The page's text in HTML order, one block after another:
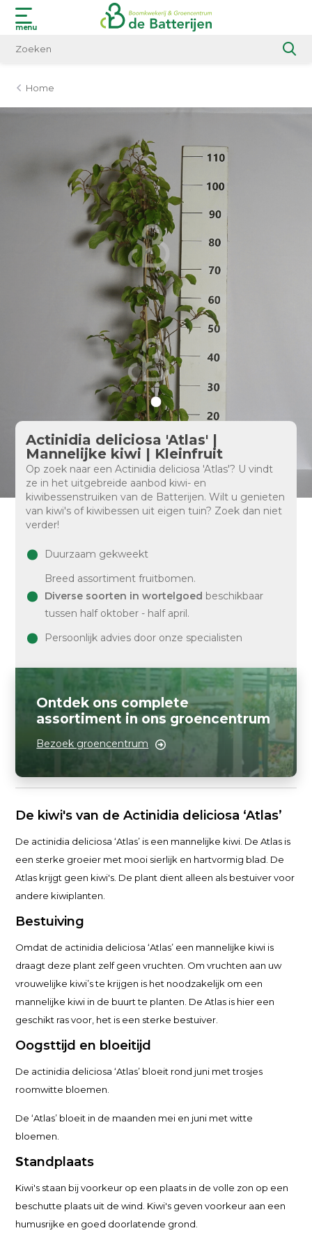
menu
Home
Actinidia deliciosa 'Atlas' |
Mannelijke kiwi | Kleinfruit
Op zoek naar een Actinidia deliciosa 'Atlas'? U vindt
ze in het uitgebreide aanbod kiwi- en
kiwibessenstruiken van de Batterijen. Wilt u genieten
van kiwi's of kiwibessen uit eigen tuin? Zoek dan niet
verder!
Duurzaam gekweekt
Breed assortiment fruitbomen.
Diverse soorten in wortelgoed beschikbaar
tussen half oktober - half april.
Persoonlijk advies door onze specialisten
Ontdek ons complete
assortiment in ons groencentrum
Bezoek groencentrum
De kiwi's van de Actinidia deliciosa ‘Atlas’
De actinidia deliciosa ‘Atlas’ is een mannelijke kiwi. De Atlas is
een sterke groeier met mooi sierlijk en hartvormig blad. De
Atlas krijgt geen kiwi's. De plant dient alleen als bestuiver voor
andere kiwiplanten.
Bestuiving
Omdat de actinidia deliciosa ‘Atlas’ een mannelijke kiwi is
draagt deze plant zelf geen vruchten. Om vruchten aan uw
vrouwelijke kiwi’s te krijgen is het noodzakelijk om een
mannelijke kiwi in de buurt te planten. De Atlas is hier een
geschikt ras voor, het is een sterke bestuiver.
Oogsttijd en bloeitijd
De actinidia deliciosa ‘Atlas’ bloeit rond juni met trosjes
roomwitte bloemen.
De ‘Atlas’ bloeit in de maanden mei en juni met witte
bloemen.
Standplaats
Kiwi's staan bij voorkeur op een plaats in de volle zon op een
beschutte plaats uit de wind. Kiwi's geven voorkeur aan een
humusrijke en goed doorlatende grond.